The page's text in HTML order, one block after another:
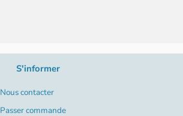
S'informer
Nous contacter
Passer commande